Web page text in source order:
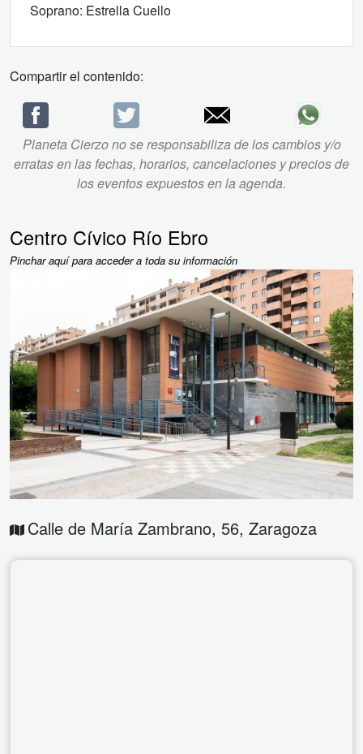
Soprano: Estrella Cuello
Compartir el contenido:
Planeta Cierzo no se responsabiliza de los cambios y/o
erratas en las fechas, horarios, cancelaciones y precios de
los eventos expuestos en la agenda.
Centro Cívico Río Ebro
Pinchar aquí para acceder a toda su información
Calle de María Zambrano, 56, Zaragoza